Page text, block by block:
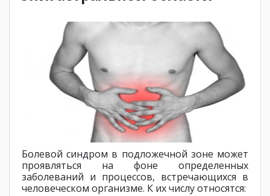
Болевой синдром в подложечной зоне может
проявляться на фоне определенных
заболеваний и процессов, встречающихся в
человеческом организме. К их числу относятся: